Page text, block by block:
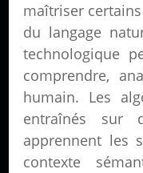
maîtriser
du langage
technologique
comprendre,
humain. Les
entraînés sur
apprennent les
contexte